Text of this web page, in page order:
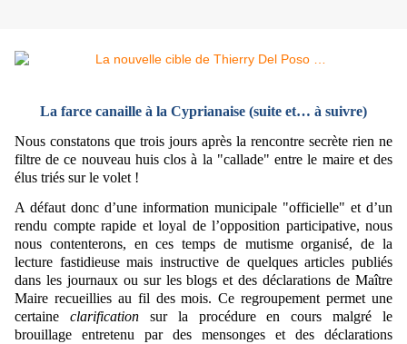
La farce canaille à la Cyprianaise (suite et… à suivre)
Nous constatons que trois jours après la rencontre secrète rien ne
filtre de ce nouveau huis clos à la "callade" entre le maire et des
élus triés sur le volet !
A défaut donc d’une information municipale "officielle" et d’un
rendu compte rapide et loyal de l’opposition participative, nous
nous contenterons, en ces temps de mutisme organisé, de la
lecture fastidieuse mais instructive de quelques articles publiés
dans les journaux ou sur les blogs et des déclarations de Maître
Maire recueillies au fil des mois. Ce regroupement permet une
certaine clarificationsur la procédure en cours malgré le
brouillage entretenu par des mensonges et des déclarations